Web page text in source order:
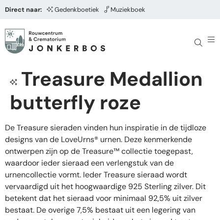
Direct naar: Gedenkboetiek Muziekboek
Treasure Medallion
butterfly roze
De Treasure sieraden vinden hun inspiratie in de tijdloze
designs van de LoveUrns® urnen. Deze kenmerkende
ontwerpen zijn op de Treasure™ collectie toegepast,
waardoor ieder sieraad een verlengstuk van de
urnencollectie vormt. Ieder Treasure sieraad wordt
vervaardigd uit het hoogwaardige 925 Sterling zilver. Dit
betekent dat het sieraad voor minimaal 92,5% uit zilver
bestaat. De overige 7,5% bestaat uit een legering van